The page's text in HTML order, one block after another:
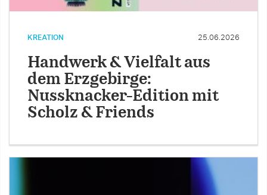
KREATION 25.06.2026
Handwerk & Vielfalt aus
dem Erzgebirge:
Nussknacker-Edition mit
Scholz & Friends